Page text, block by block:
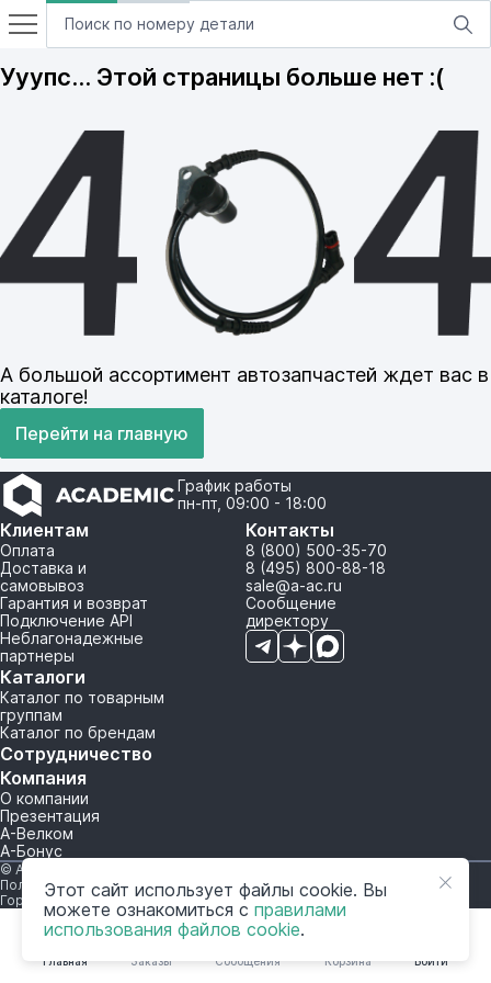
Главная Войти
Заказы Сообщения Корзина
Ууупс… Этой страницы больше нет :(
А большой ассортимент автозапчастей ждет вас в
каталоге!
Перейти на главную
График работы
пн-пт, 09:00 - 18:00
Клиентам
Оплата
Доставка и
самовывоз
Гарантия и возврат
Подключение API
Неблагонадежные
партнеры
Каталоги
Каталог по товарным
группам
Каталог по брендам
Сотрудничество
Компания
О компании
Презентация
А-Велком
А-Бонус
Контакты
8 (800) 500-35-70
8 (495) 800-88-18
sale@a-ac.ru
Сообщение
директору
© A-AC.RU 2015-2026. Все права защищены.
Политика обработки персональных данных
Горячая линия корпоративного регулирования и контроля
Этот сайт использует файлы cookie. Вы
можете ознакомиться с правилами
использования файлов cookie.